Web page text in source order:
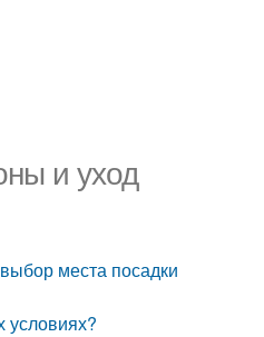
и уход
места посадки